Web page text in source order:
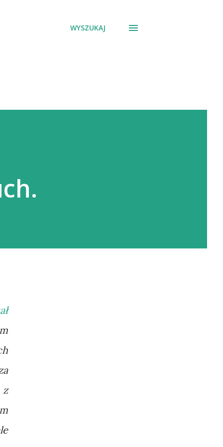
WYSZUKAJ
z